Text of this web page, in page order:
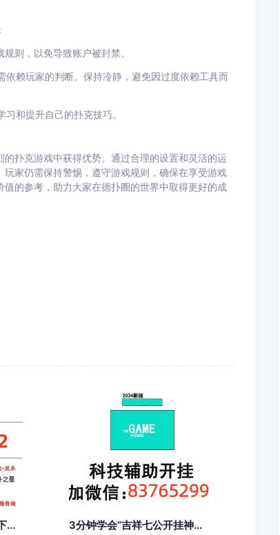
规则，以免导致账户被封禁。
赖玩家的判断。保持冷静，避免因过度依赖工具而
和提升自己的扑克技巧。
扑克游戏中获得优势。通过合理的设置和灵活的运
家仍需保持警惕，遵守游戏规则，确保在享受游戏
的参考，助力大家在德扑圈的世界中取得更好的成
... 3分钟学会“吉祥七公开挂神...